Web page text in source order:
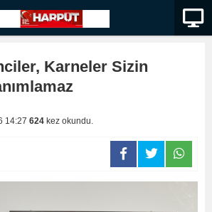
Karneler Sizin
14:27 624 kez okundu.